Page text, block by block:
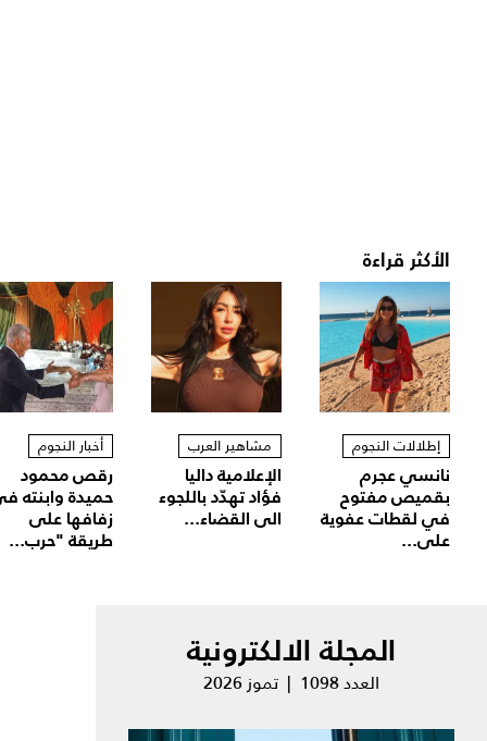
الأكثر قراءة
إطلالات النجوم
نانسي عجرم
بقميص مفتوح
في لقطات عفوية
على...
مشاهير العرب
الإعلامية داليا
فؤاد تهدّد باللجوء
الى القضاء...
أخبار النجوم
رقص محمود
حميدة وابنته
زفافها على
طريقة "حرب...
المجلة الالكترونية
العدد 1098 | تموز 2026